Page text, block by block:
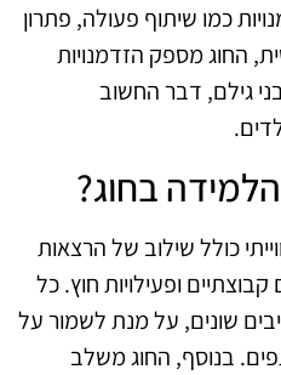
כמו שיתוף פעולה, פתרון
החוג מספק הזדמנויות
גילם, דבר החשוב
בחוג?
כולל שילוב של הרצאות
קבוצתיים ופעילויות חוץ. כל
שונים, על מנת לשמור על
בנוסף, החוג משלב